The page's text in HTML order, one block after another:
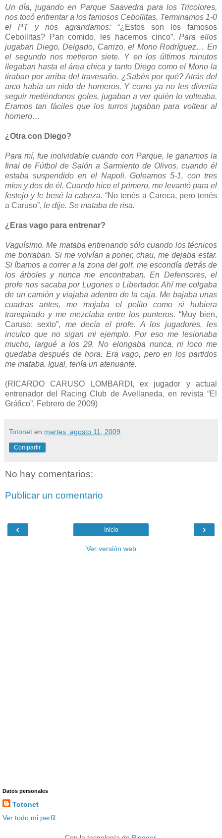
Un día, jugando en Parque Saavedra para los Tricolores,
nos tocó enfrentar a los famosos Cebollitas. Terminamos 1-0
el PT y nos agrandamos:“¿Estos son los famosos
Cebollitas? Pan comido, les hacemos cinco”.Para ellos
jugaban Diego, Delgado, Carrizo, el Mono Rodríguez… En
el segundo nos metieron siete. Y en los últimos minutos
llegaban hasta el área chica y tanto Diego como el Mono la
tiraban por arriba del travesaño. ¿Sabés por qué? Atrás del
arco había un nido de horneros. Y como ya no les divertía
seguir metiéndonos goles, jugaban a ver quién lo volteaba.
Eramos tan fáciles que los turros jugaban para voltear al
hornero…
¿Otra con Diego?
Para mí, fue inolvidable cuando con Parque, le ganamos la
final de Fútbol de Salón a Sarmiento de Olivos, cuando él
estaba suspendido en el Napoli. Goleamos 5-1, con tres
míos y dos de él. Cuando hice el primero, me levantó para el
festejo y le besé la cabeza. “No tenés a Careca, pero tenés
a Caruso”, le dije. Se mataba de risa.
¿Eras vago para entrenar?
Vaguísimo. Me mataba entrenando sólo cuando los técnicos
me borraban. Si me volvían a poner, chau, me dejaba estar.
Si íbamos a correr a la zona del golf, me escondía detrás de
los árboles y nunca me encontraban. En Defensores, el
profe nos sacaba por Lugones o Libertador. Ahí me colgaba
de un camión y viajaba adentro de la caja. Me bajaba unas
cuadras antes, me mojaba el pelito como si hubiera
transpirado y me mezclaba entre los punteros. “Muy bien,
Caruso: sexto”, me decía el profe. A los jugadores, les
inculco que no sigan mi ejemplo. Por eso me lesionaba
mucho, largué a los 29. No elongaba nunca, ni loco me
quedaba después de hora. Era vago, pero en los partidos
me mataba. Igual, tenía un atenuante.
(RICARDO CARUSO LOMBARDI, ex jugador y actual
entrenador del Racing Club de Avellaneda, en revista “El
Gráfico”, Febrero de 2009)
Totonet en martes, agosto 11, 2009
Compartir
No hay comentarios:
Publicar un comentario
‹ ›
Inicio
Ver versión web
Datos personales
Totonet
Ver todo mi perfil